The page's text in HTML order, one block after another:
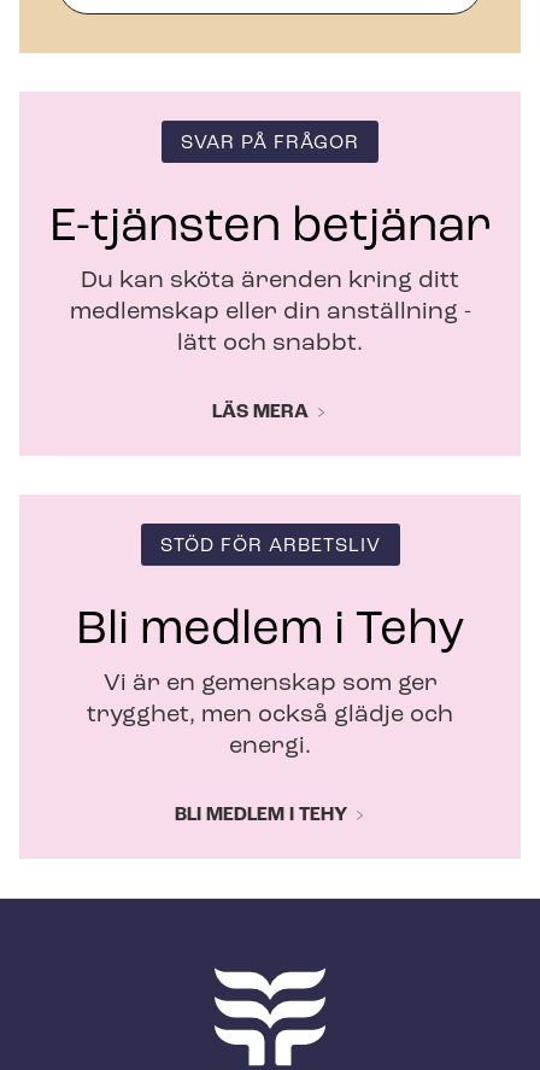
t
e
r
SVAR PÅ FRÅGOR
E-tjänsten betjänar
Du kan sköta ärenden kring ditt
medlemskap eller din anställning -
lätt och snabbt.
LÄS MERA
STÖD FÖR ARBETSLIV
Bli medlem i Tehy
Vi är en gemenskap som ger
trygghet, men också glädje och
energi.
BLI MEDLEM I TEHY